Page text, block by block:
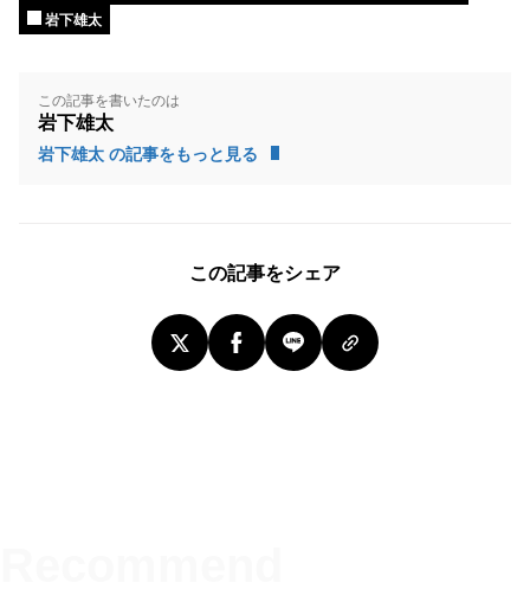
岩下雄太
この記事を書いたのは
岩下雄太
岩下雄太 の記事をもっと見る
この記事をシェア